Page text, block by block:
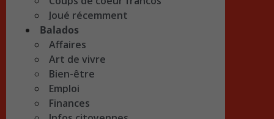
Joué récemment
Balados
Affaires
Art de vivre
Bien-être
Emploi
Finances